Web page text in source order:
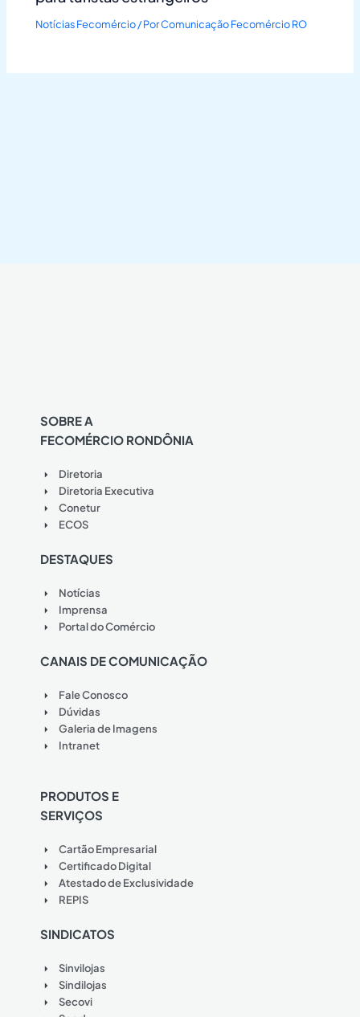
Notícias Fecomércio/ PorComunicação Fecomércio RO
SOBRE A
FECOMÉRCIO RONDÔNIA
Diretoria
Diretoria Executiva
Conetur
ECOS
DESTAQUES
Notícias
Imprensa
Portal do Comércio
CANAIS DE COMUNICAÇÃO
Fale Conosco
Dúvidas
Galeria de Imagens
Intranet
PRODUTOS E
SERVIÇOS
Cartão Empresarial
Certificado Digital
Atestado de Exclusividade
REPIS
SINDICATOS
Sinvilojas
Sindilojas
Secovi